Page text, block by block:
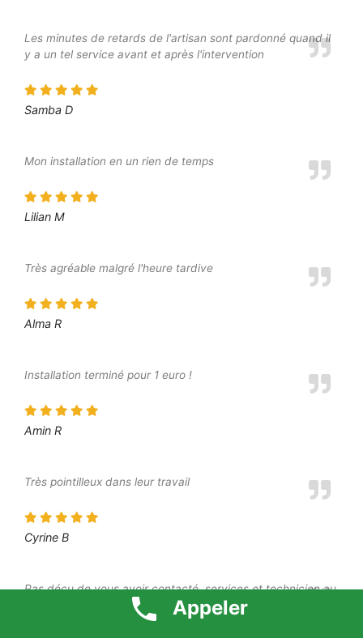
Les minutes de retards de l'artisan sont pardonné quand il
y a un tel service avant et après l'intervention
Samba D
Mon installation en un rien de temps
Lilian M
Très agréable malgré l'heure tardive
Alma R
Installation terminé pour 1 euro !
Amin R
Très pointilleux dans leur travail
Cyrine B
Pas déçu de vous avoir contacté, services et technicien au
Appeler